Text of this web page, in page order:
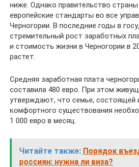
ниже. Однако правительство
европейские стандарты во все
Черногории. В последние годы в
стремительный рост заработных
и стоимость жизни в Черногории в
растет.
Средняя заработная плата
составила 480 евро. При этом
утверждают, что семье, состоящей
комфортного существования
1 000 евро в месяц.
Читайте также: Порядок
россиян: нужна ли виза?